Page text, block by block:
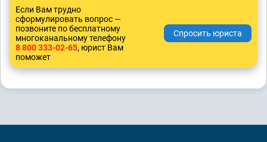
Если Вам трудно
сформулировать вопрос —
позвоните по бесплатному
многоканальному телефону
8 800 333-02-65, юрист Вам
поможет